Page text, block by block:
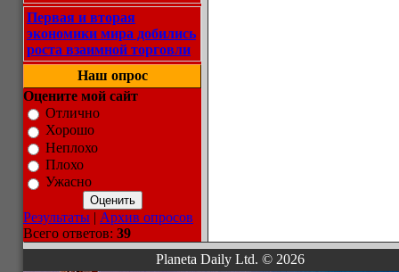
Первая и вторая
экономики мира добились
роста взаимной торговли
Наш опрос
Оцените мой сайт
Отлично
Хорошо
Неплохо
Плохо
Ужасно
Результаты | Архив опросов
Всего ответов: 39
Planeta Daily Ltd. © 2026